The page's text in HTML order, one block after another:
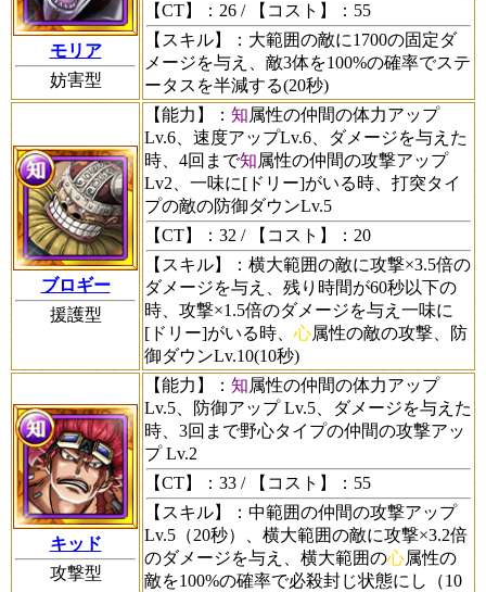
モリア
妨害型
【CT】
：26 / 【コスト】
：55
【スキル】
：大範囲の敵に1700の固定ダ
メージを与え、敵3体を100%の確率でステ
ータスを半減する(20秒)
ブロギー
援護型
【能力】 ： 知属性の仲間の体力アップ
Lv.6、速度アップLv.6、ダメージを与えた
時、4回まで知属性の仲間の攻撃アップ
Lv2、一味に[ドリー]がいる時、打突タイ
プの敵の防御ダウンLv.5
【CT】
：32 / 【コスト】
：20
【スキル】
：横大範囲の敵に攻撃×3.5倍の
ダメージを与え、残り時間が60秒以下の
時、攻撃×1.5倍のダメージを与え一味に
[ドリー]がいる時、 心属性の敵の攻撃、防
御ダウンLv.10(10秒)
キッド
攻撃型
【能力】 ： 知属性の仲間の体力アップ
Lv.5、防御アップ Lv.5、ダメージを与えた
時、3回まで野心タイプの仲間の攻撃アッ
プ Lv.2
【CT】
：33 / 【コスト】
：55
【スキル】
：中範囲の仲間の攻撃アップ
Lv.5（20秒）、横大範囲の敵に攻撃×3.2倍
のダメージを与え、横大範囲の心属性の
敵を100%の確率で必殺封じ状態にし（10